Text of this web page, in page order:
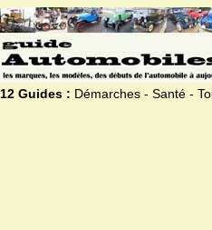
12 Guides : Démarches - Santé -